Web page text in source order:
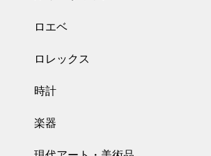
ロエベ
ロレックス
時計
楽器